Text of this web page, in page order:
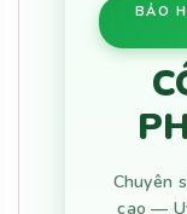
BẢO
Chuyên
cao —